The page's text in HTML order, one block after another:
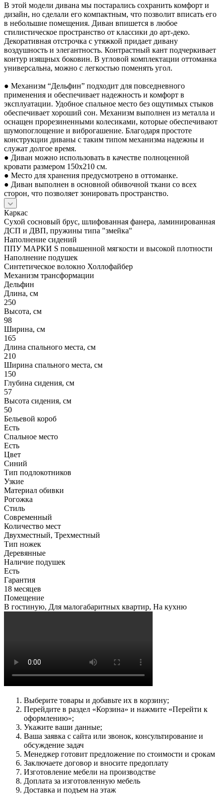
В этой модели дивана мы постарались сохранить комфорт и
дизайн, но сделали его компактным, что позволит вписать его
в небольшие помещения. Диван впишется в любое
стилистическое пространство от классики до арт-деко.
Декоративная отстрочка с утяжкой придает дивану
воздушность и элегантность. Контрастный кант подчеркивает
контур изящных боковин. В угловой комплектации оттоманка
универсальна, можно с легкостью поменять угол.
● Механизм “Дельфин” подходит для повседневного
применения и обеспечивает надежность и комфорт в
эксплуатации. Удобное спальное место без ощутимых стыков
обеспечивает хороший сон. Механизм выполнен из металла и
оснащен прорезиненными колесиками, которые обеспечивают
шумопоглощение и виброгашение. Благодаря простоте
конструкции диваны с таким типом механизма надежны и
служат долгое время.
● Диван можно использовать в качестве полноценной
кровати размером 150x210 см.
● Место для хранения предусмотрено в оттоманке.
● Диван выполнен в основной обивочной ткани со всех
сторон, что позволяет зонировать пространство.
Каркас
Сухой сосновый брус, шлифованная фанера, ламинированная
ДСП и ДВП, пружины типа "змейка"
Наполнение сидений
ППУ МАРКИ S повышенной мягкости и высокой плотности
Наполнение подушек
Синтетическое волокно Холлофайбер
Механизм трансформации
Дельфин
Длина, см
250
Высота, см
98
Ширина, см
165
Длина спального места, см
210
Ширина спального места, см
150
Глубина сидения, см
57
Высота сидения, см
50
Бельевой короб
Есть
Спальное место
Есть
Цвет
Синий
Тип подлокотников
Узкие
Материал обивки
Рогожка
Стиль
Современный
Количество мест
Двухместный, Трехместный
Тип ножек
Деревянные
Наличие подушек
Есть
Гарантия
18 месяцев
Помещение
В гостиную, Для малогабаритных квартир, На кухню
Выберите товары и добавьте их в корзину;
Перейдите в раздел «Корзина» и нажмите «Перейти к
оформлению»;
Укажите ваши данные;
Ваша заявка с сайта или звонок, консультирование и
обсуждение задач
Менеджер готовит предложение по стоимости и срокам
Заключаете договор и вносите предоплату
Изготовление мебели на производстве
Доплата за изготовленную мебель
Доставка и подъем на этаж